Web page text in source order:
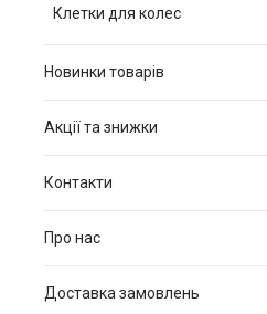
Клетки для колес
Новинки товарів
Акції та знижки
Контакти
Про нас
Доставка замовлень